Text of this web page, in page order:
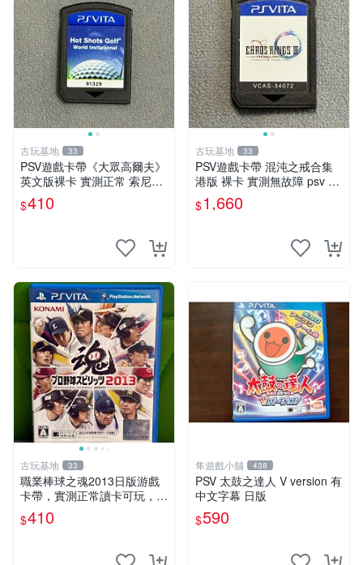
古玩基地 33
PSV遊戲卡帶《大眾高爾夫》
英文版裸卡 實測正常 索尼PS
V獨家適用 大眾高爾夫 PSV
卡帶 游戲機專用
$410
古玩基地 33
PSV遊戲卡帶 混沌之戒合集
港版 裸卡 實測無故障 psv 測
試正常 港版合集
$1,660
古玩基地 33
職業棒球之魂2013日版游戲
卡帶，實測正常讀卡可玩，少
量包裝壓痕，適合收藏家嚴選
職業棒球 2013 日版 游戲卡
$410
隼遊戲小舖 438
PSV 太鼓之達人 V version 有
中文字幕 日版
$590